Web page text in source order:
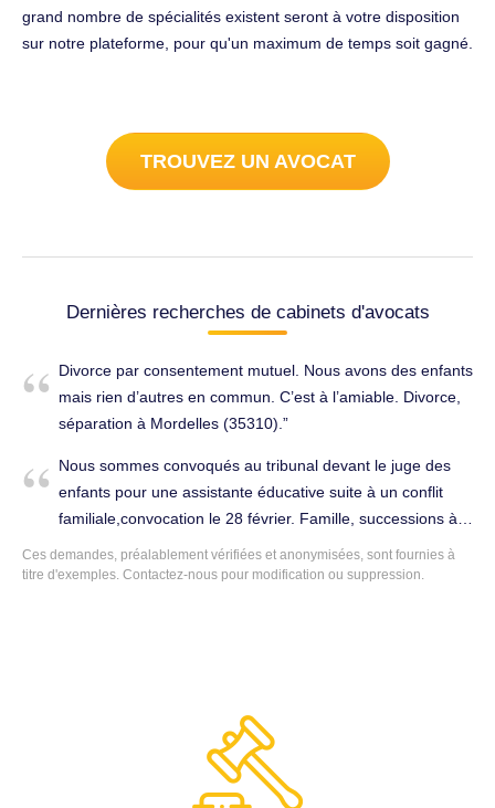
grand nombre de spécialités existent seront à votre disposition
sur notre plateforme, pour qu'un maximum de temps soit gagné.
TROUVEZ UN AVOCAT
Dernières recherches de cabinets d'avocats
Divorce par consentement mutuel. Nous avons des enfants
mais rien d’autres en commun. C’est à l’amiable. Divorce,
séparation à Mordelles (35310).
Nous sommes convoqués au tribunal devant le juge des
enfants pour une assistante éducative suite à un conflit
familiale,convocation le 28 février. Famille, successions à
Mordelles (35310).
Ces demandes, préalablement vérifiées et anonymisées, sont fournies à
titre d'exemples. Contactez-nous pour modification ou suppression.